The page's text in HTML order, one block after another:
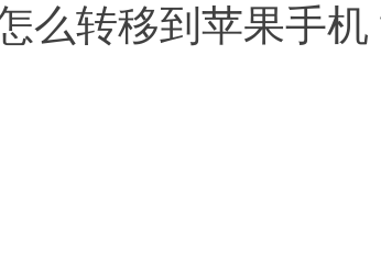
么转移到苹果手机